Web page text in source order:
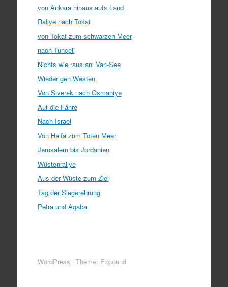
von Ankara hinaus aufs Land
Rallye nach Tokat
von Tokat zum schwarzen Meer
nach Tunceli
Nichts wie raus an‘ Van-See
Wieder gen Westen
Von Siverek nach Osmaniye
Auf die Fähre
Nach Israel
Von Haifa zum Toten Meer
Jerusalem bis Jordanien
Wüstenrallye
Aus der Wüste zum Ziel
Tag der Siegerehrung
Petra und Aqaba
WordPress | Theme: Expound